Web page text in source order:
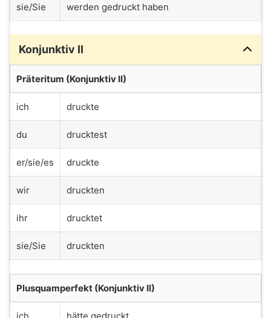
sie/Sie werden gedruckt haben
Konjunktiv II
Präteritum (Konjunktiv II)
ich druckte
du drucktest
er/sie/es druckte
wir druckten
ihr drucktet
sie/Sie druckten
Plusquamperfekt (Konjunktiv II)
ich hätte gedruckt